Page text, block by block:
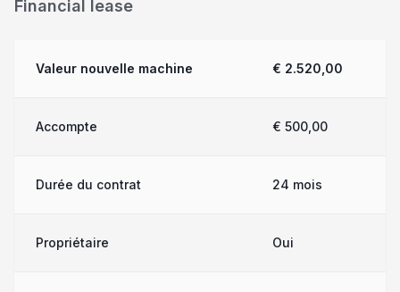
Financial lease
Valeur nouvelle machine € 2.520,00
Accompte € 500,00
Durée du contrat 24 mois
Propriétaire Oui